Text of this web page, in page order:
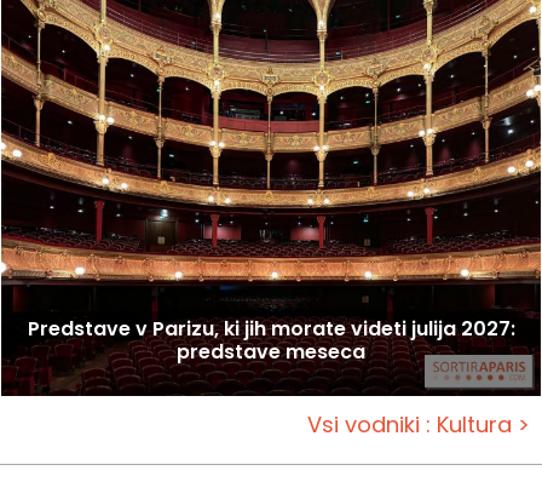
Predstave v Parizu, ki jih morate videti julija 2027:
predstave meseca
Vsi vodniki : Kultura >